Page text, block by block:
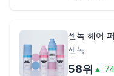
센녹 헤어
센녹
58위 ▲ 74